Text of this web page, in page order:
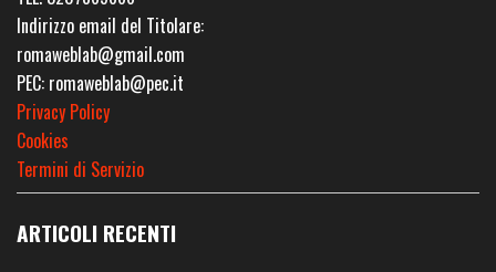
Indirizzo email del Titolare:
romaweblab@gmail.com
PEC: romaweblab@pec.it
Privacy Policy
Cookies
Termini di Servizio
ARTICOLI RECENTI